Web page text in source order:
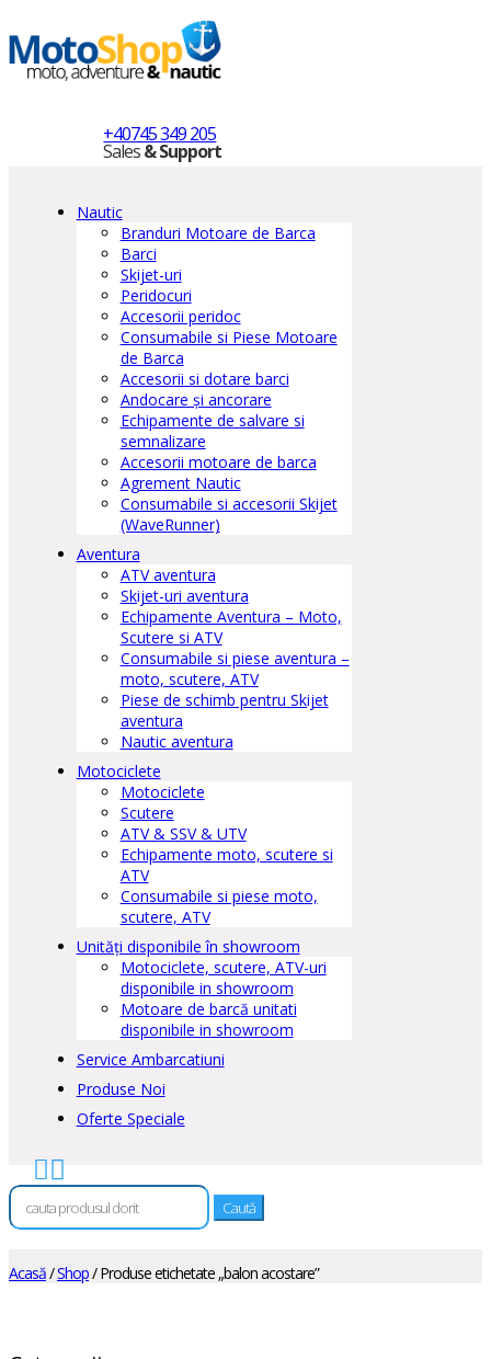
+40745 349 205
Sales& Support
Nautic
Branduri Motoare de Barca
Barci
Skijet-uri
Peridocuri
Accesorii peridoc
Consumabile si Piese Motoare
de Barca
Accesorii si dotare barci
Andocare și ancorare
Echipamente de salvare si
semnalizare
Accesorii motoare de barca
Agrement Nautic
Consumabile si accesorii Skijet
(WaveRunner)
Aventura
ATV aventura
Skijet-uri aventura
Echipamente Aventura – Moto,
Scutere si ATV
Consumabile si piese aventura –
moto, scutere, ATV
Piese de schimb pentru Skijet
aventura
Nautic aventura
Motociclete
Motociclete
Scutere
ATV & SSV & UTV
Echipamente moto, scutere si
ATV
Consumabile si piese moto,
scutere, ATV
Unități disponibile în showroom
Motociclete, scutere, ATV-uri
disponibile in showroom
Motoare de barcă unitati
disponibile in showroom
Service Ambarcatiuni
Produse Noi
Oferte Speciale
 
Caută
după:
Acasă/Shop/ Produse etichetate „balon acostare”